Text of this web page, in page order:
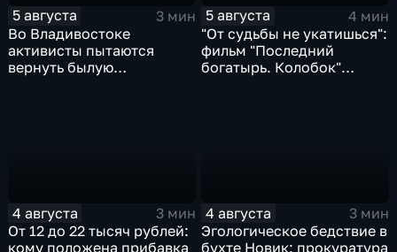
5 августа
3 мин
Во Владивостоке
активисты пытаются
вернуть былую
5 августа
4 мин
"От судьбы не укатишься":
фильм "Последний
богатырь. Колобок"
4 августа
3 мин
От 12 до 22 тысяч рублей:
кому положена прибавка
4 августа
3 мин
Эгологическое бедствие в
бухте Новик: прокуратура